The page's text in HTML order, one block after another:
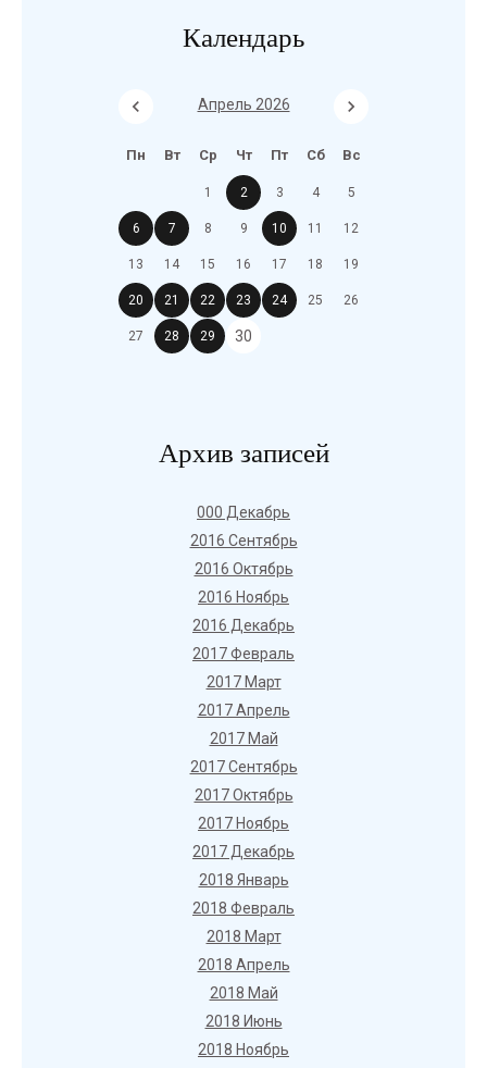
Календарь
Апрель 2026
Пн Вт Ср Чт Пт Сб Вс
1 2 3 4 5
6 7 8 9 10 11 12
13 14 15 16 17 18 19
20 21 22 23 24 25 26
27 28 29 30
Архив записей
000 Декабрь
2016 Сентябрь
2016 Октябрь
2016 Ноябрь
2016 Декабрь
2017 Февраль
2017 Март
2017 Апрель
2017 Май
2017 Сентябрь
2017 Октябрь
2017 Ноябрь
2017 Декабрь
2018 Январь
2018 Февраль
2018 Март
2018 Апрель
2018 Май
2018 Июнь
2018 Ноябрь